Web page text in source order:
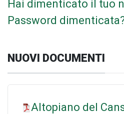
Hai dimenticato il tuo
Password
NUOVI DOCUMENTI
Altopiano del